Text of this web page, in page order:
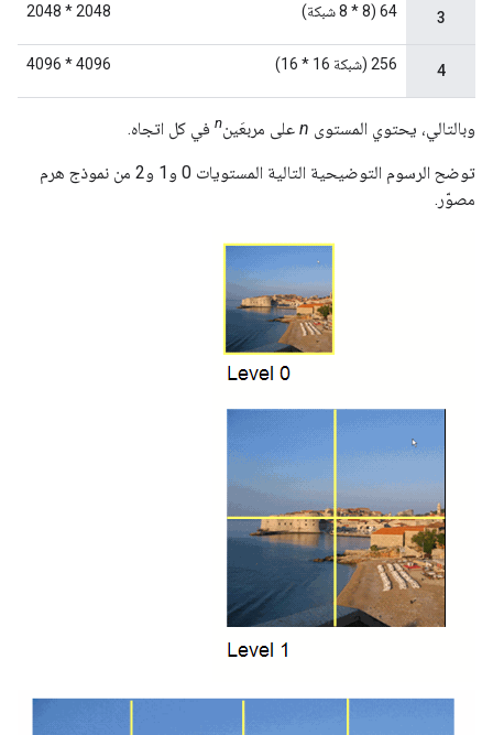
3 64 (8 * 8 شبكة) 2048 * 2048
4 256 (شبكة 16 * 16) 4096 * 4096
وبالتالي، يحتوي المستوى n على مربعَينn في كل اتجاه.
توضح الرسوم التوضيحية التالية المستويات 0 و1 و2 من نموذج هرم
مصوّر.